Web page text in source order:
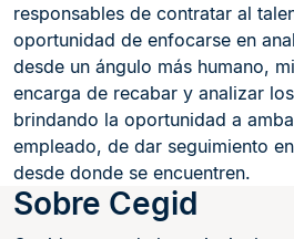
responsables de contratar al
oportunidad de enfocarse en
desde un ángulo más humano,
encarga de recabar y analizar
brindando la oportunidad a
empleado, de dar seguimiento
desde donde se encuentren.
Sobre Cegid